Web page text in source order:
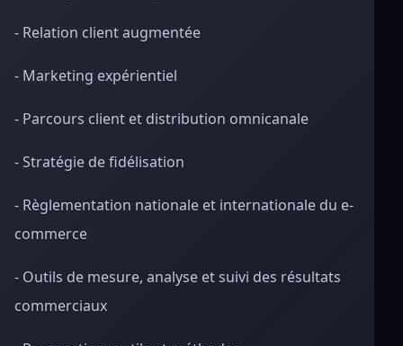
- Relation client augmentée
- Marketing expérientiel
- Parcours client et distribution omnicanale
- Stratégie de fidélisation
- Règlementation nationale et internationale du e-
commerce
- Outils de mesure, analyse et suivi des résultats
commerciaux